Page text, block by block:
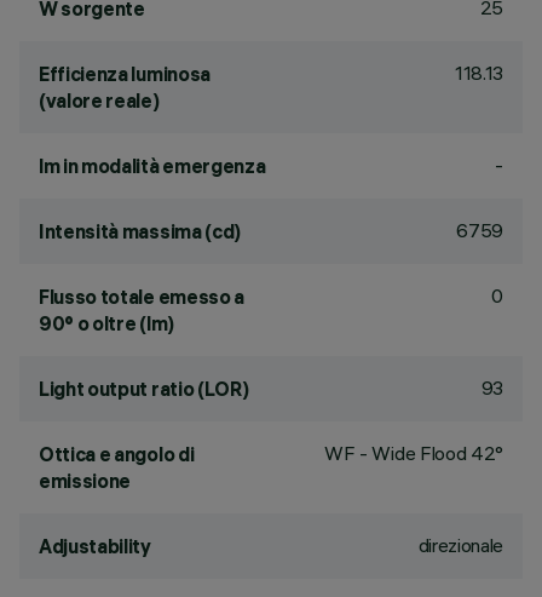
W sorgente 25
Efficienza luminosa
(valore reale)
118.13
lm in modalità emergenza -
Intensità massima (cd) 6759
Flusso totale emesso a
90° o oltre (lm)
0
Light output ratio (LOR) 93
Ottica e angolo di
emissione
WF - Wide Flood 42°
Adjustability direzionale